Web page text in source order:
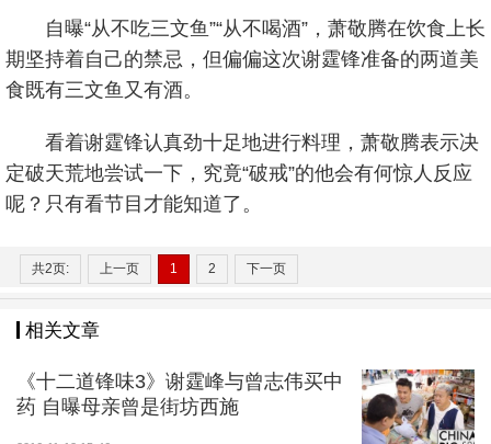
自曝“从不吃三文鱼”“从不喝酒”，萧敬腾在饮食上长
期坚持着自己的禁忌，但偏偏这次谢霆锋准备的两道美
食既有三文鱼又有酒。
看着谢霆锋认真劲十足地进行料理，萧敬腾表示决
定破天荒地尝试一下，究竟“破戒”的他会有何惊人反应
呢？只有看节目才能知道了。
共2页: 上一页 1 2 下一页
相关文章
《十二道锋味3》谢霆峰与曾志伟买中
药 自曝母亲曾是街坊西施